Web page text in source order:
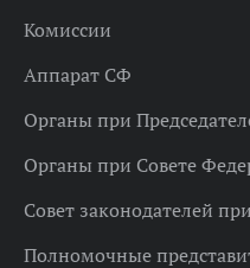
Комиссии
Аппарат СФ
Органы при
Органы при Совете
Совет законодателей
Полномочные